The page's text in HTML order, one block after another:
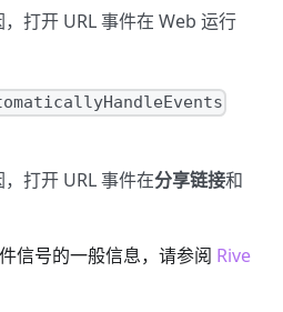
打开 URL 事件在 Web 运行
打开 URL 事件在分享链接和
信号的一般信息，请参阅 Rive